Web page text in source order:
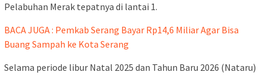
Pelabuhan Merak tepatnya di lantai 1.
BACA JUGA : Pemkab Serang Bayar Rp14,6 Miliar Agar Bisa
Buang Sampah ke Kota Serang
Selama periode libur Natal 2025 dan Tahun Baru 2026 (Nataru)